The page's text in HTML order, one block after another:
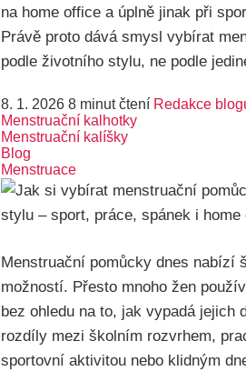
na home office a úplně jinak při
Právě proto dává smysl vybírat
podle životního stylu, ne podle
8. 1. 2026 8 minut čtení Redakce
Menstruační kalhotky
Menstruační kalíšky
Blog
Menstruace
Menstruační pomůcky dnes nabízí
možností. Přesto mnoho žen
bez ohledu na to, jak vypadá jejich
rozdíly mezi školním rozvrhem,
sportovní aktivitou nebo klidným